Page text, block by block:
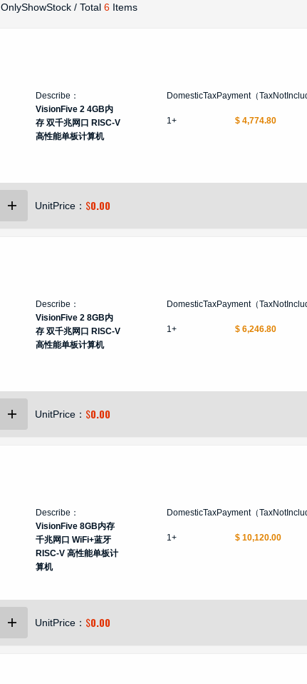
OnlyShowStock / Total 6 Items
Describe：
VisionFive 2 4GB内
存 双千兆网口 RISC-V
高性能单板计算机
DomesticTaxPayment（
1+ $ 4,774.80
UnitPrice： $0.00
Describe：
VisionFive 2 8GB内
存 双千兆网口 RISC-V
高性能单板计算机
DomesticTaxPayment（
1+ $ 6,246.80
UnitPrice： $0.00
Describe：
VisionFive 8GB内存
千兆网口 WiFi+蓝牙
RISC-V 高性能单板计
算机
DomesticTaxPayment（
1+ $ 10,120.00
UnitPrice： $0.00